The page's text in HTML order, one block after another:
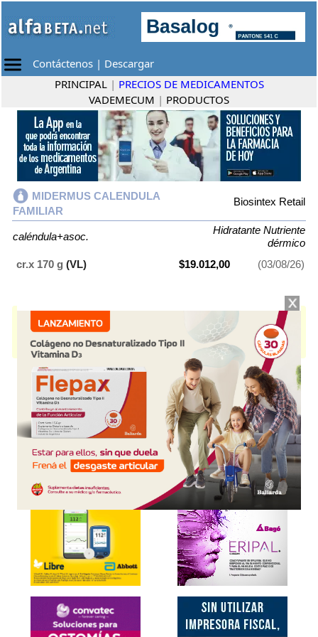
Contáctenos | Descargar
PRINCIPAL | PRECIOS DE MEDICAMENTOS
VADEMECUM | PRODUCTOS
MIDERMUS CALENDULA
FAMILIAR
Biosintex Retail
caléndula+asoc.
Hidratante Nutriente
dérmico
cr.x 170 g (VL) $19.012,00 (03/08/26)
MIDERMUS CALENDULA FAMILIAR
y se
indica comoHidratante Nutriente dérmico . Es producido por
Biosintex
Retaily cuenta con 1 presentación disponible.
Explorar más
Otros productos con
caléndula+asoc.
Otros productos de
Biosintex Retail